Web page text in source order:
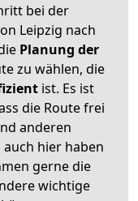
bei der
Leipzig nach
Planung der
zu wählen, die
ist. Es ist
die Route frei
anderen
hier haben
gerne die
wichtige